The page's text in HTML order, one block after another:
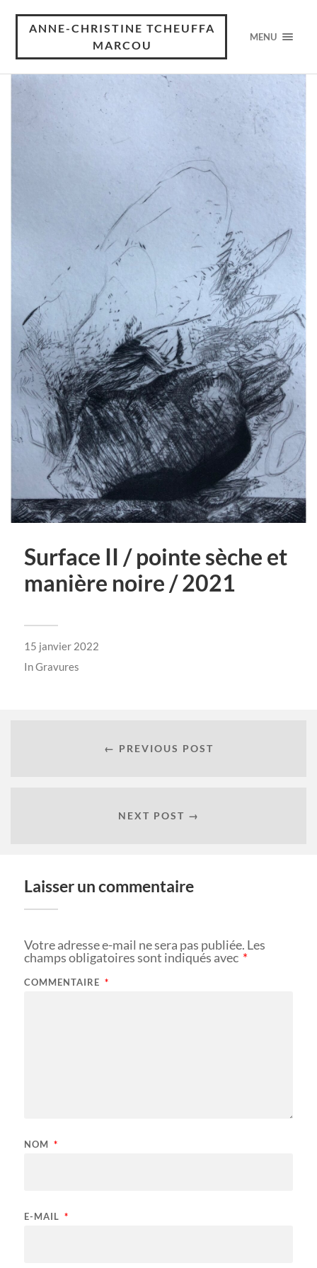
ANNE-CHRISTINE TCHEUFFA
MARCOU
MENU
Surface II / pointe sèche et
manière noire / 2021
15 janvier 2022
InGravures
← PREVIOUS POST
NEXT POST →
Laisser un commentaire
Votre adresse e-mail ne sera pas publiée. Les
champs obligatoires sont indiqués avec *
COMMENTAIRE *
NOM *
E-MAIL *